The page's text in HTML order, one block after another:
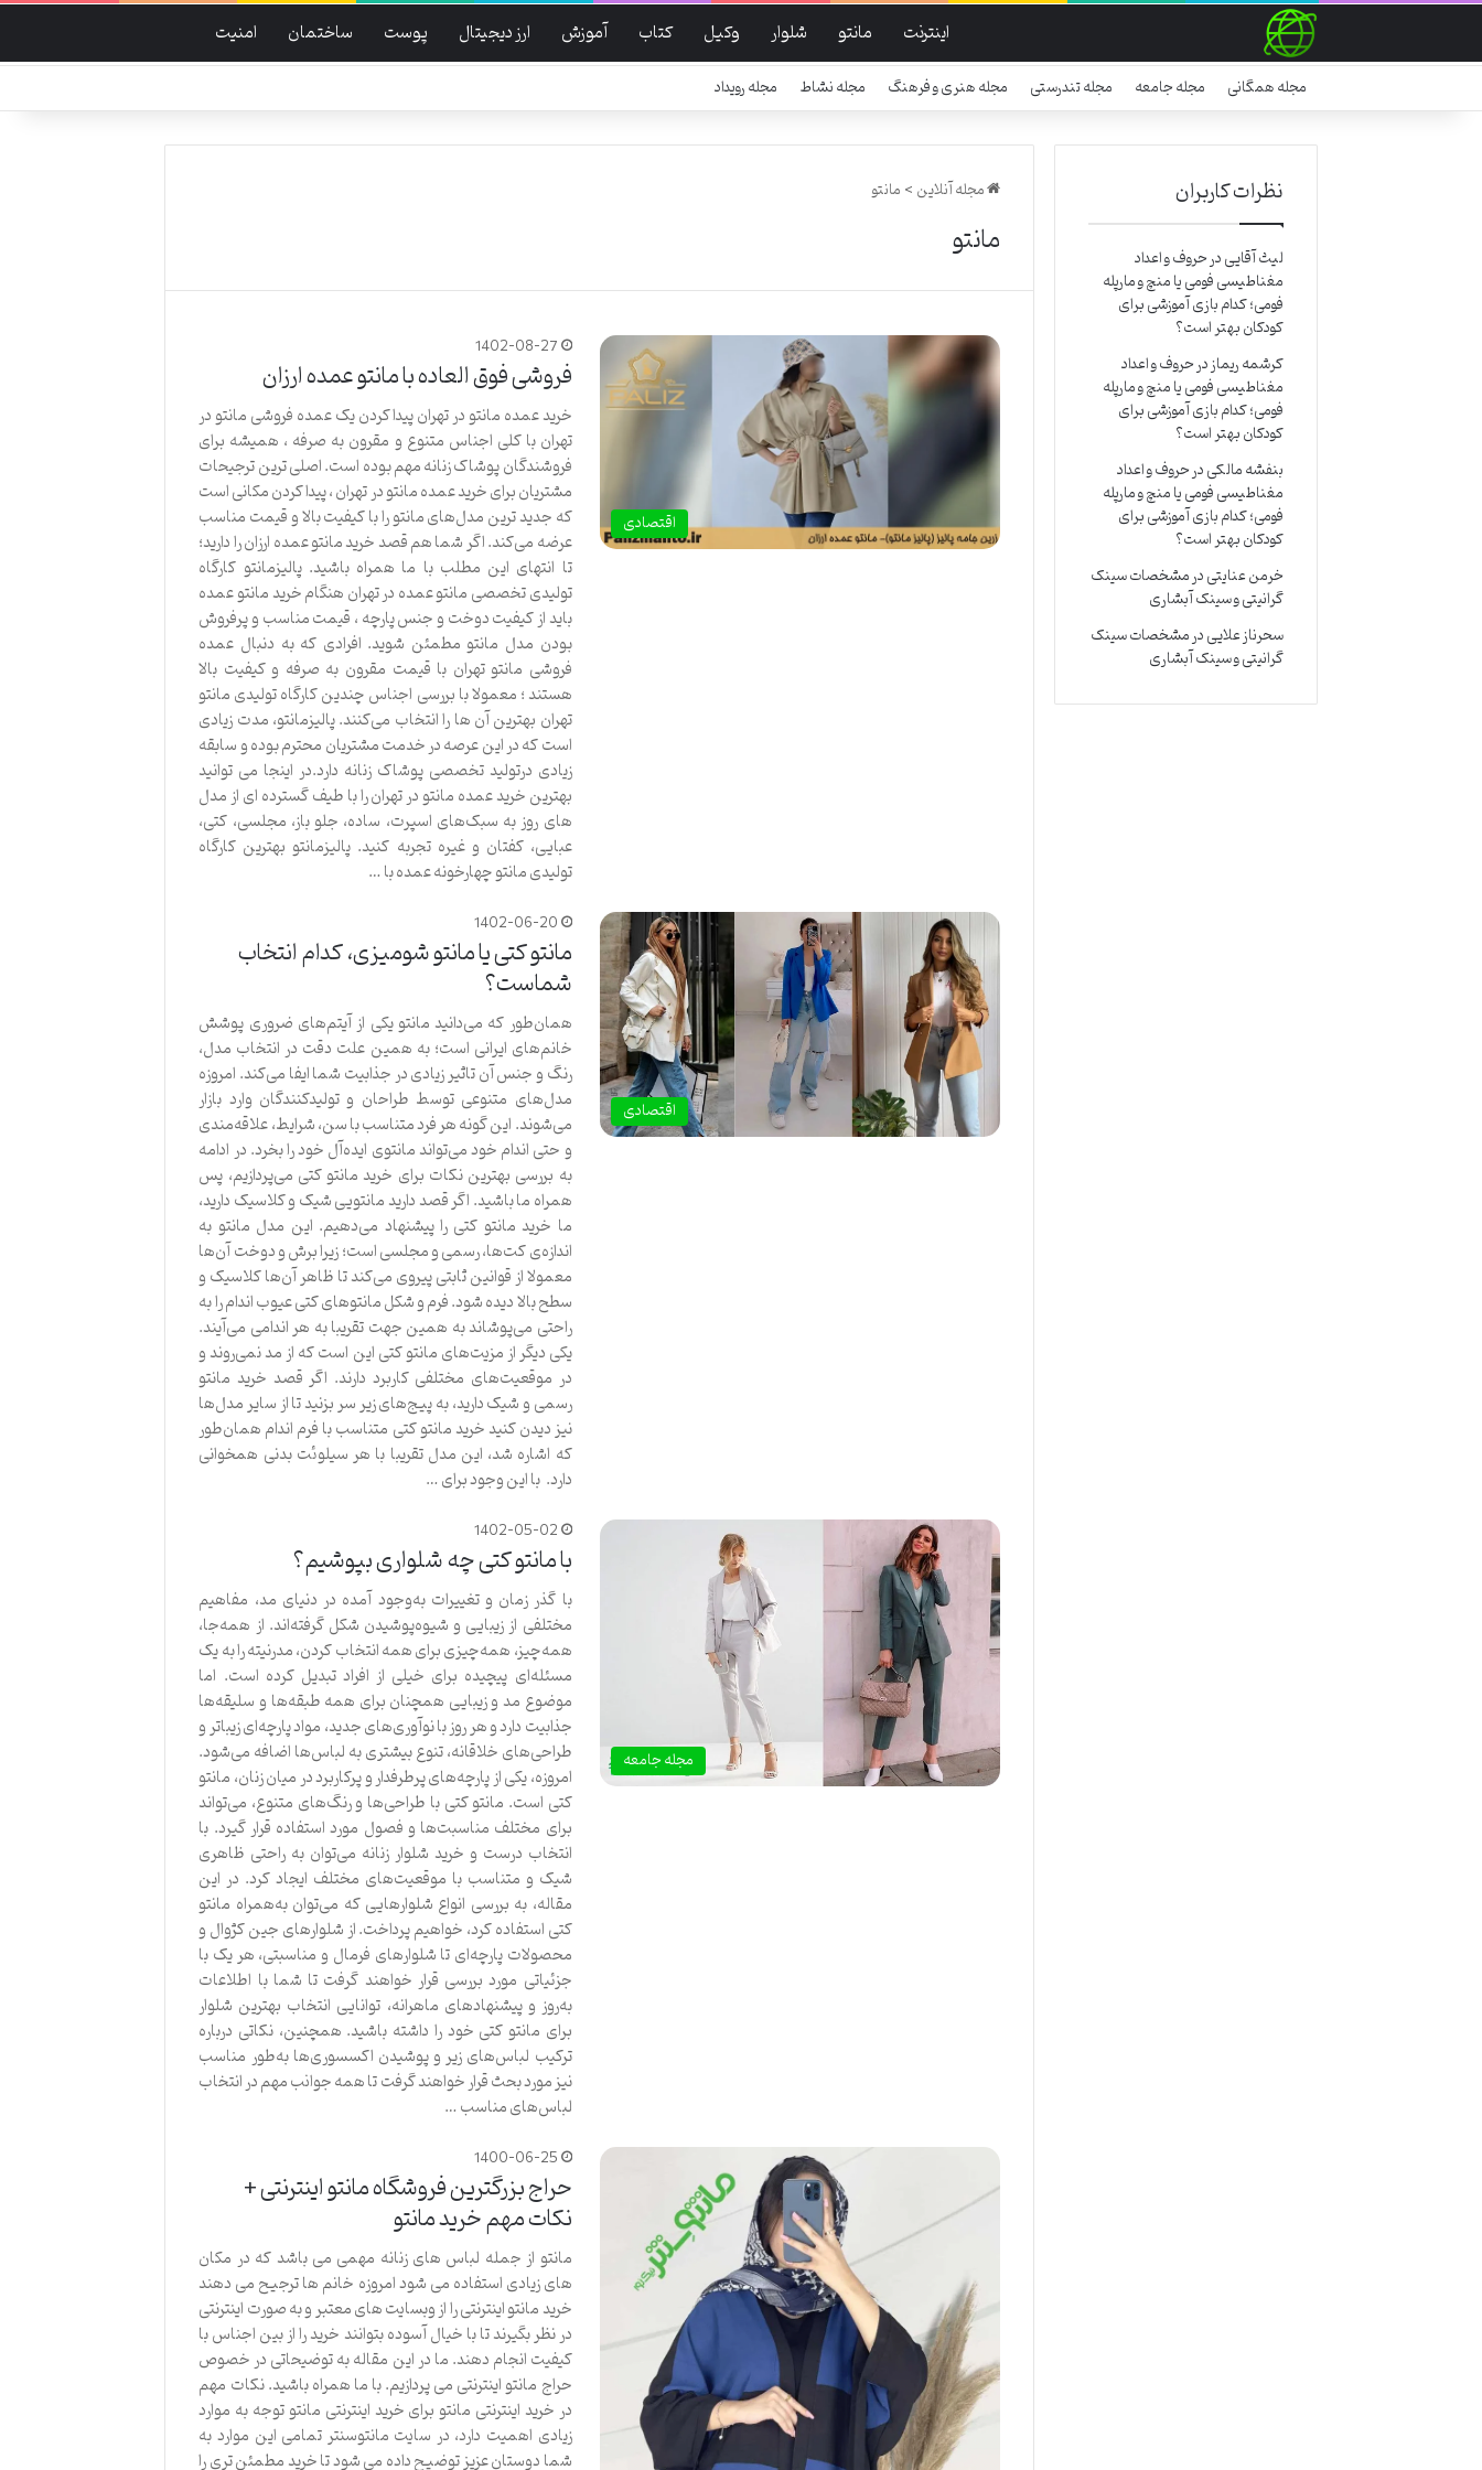
اینترنت مانتو شلوار وکیل کتاب آموزش ارز دیجیتال پوست ساختمان امنیت
مجله همگانی مجله جامعه مجله تندرستی مجله هنری و فرهنگ مجله نشاط مجله رویداد
مجله آنلاین>مانتو
مانتو
اقتصادی
1402-08-27
فروشی فوق العاده با مانتو عمده ارزان
خرید عمده مانتو در تهران پیدا کردن یک عمده فروشی مانتو در
تهران با کلی اجناس متنوع و مقرون به صرفه ، همیشه برای
فروشندگان پوشاک زنانه مهم بوده است. اصلی‌ ترین ترجیحات
مشتریان برای خرید عمده مانتو در تهران ، پیدا کردن مکانی است
که جدید ترین مدل‌های مانتو را با کیفیت بالا و قیمت مناسب
عرضه می‌کند. اگر شما هم قصد خرید مانتو عمده ارزان را دارید؛
تا انتهای این مطلب با ما همراه باشید. پالیزمانتو کارگاه
تولیدی تخصصی مانتو عمده در تهران هنگام خرید مانتو عمده
باید از کیفیت دوخت و جنس پارچه ، قیمت مناسب و پرفروش
بودن مدل مانتو مطمئن شوید. افرادی که به دنبال عمده
فروشی مانتو تهران با قیمت مقرون به صرفه و کیفیت بالا
هستند ؛ معمولا با بررسی اجناس چندین کارگاه تولیدی مانتو
تهران بهترین آن ها را انتخاب می‌کنند. پالیزمانتو، مدت زیادی
است که در این عرصه در خدمت مشتریان محترم بوده و سابقه
زیادی درتولید تخصصی پوشاک زنانه دارد.در اینجا می‌ توانید
بهترین خرید عمده مانتو در تهران را با طیف گسترده‌ ای از مدل‌
های روز به سبک‌های اسپرت، ساده، جلو باز، مجلسی، کتی،
عبایی، کفتان و غیره تجربه کنید. پالیزمانتو بهترین کارگاه
تولیدی مانتو چهارخونه عمده با …
اقتصادی
1402-06-20
مانتو کتی یا مانتو شومیزی، کدام انتخاب
شماست؟
همان‌طور که می‌دانید مانتو یکی از آیتم‌های ضروری پوشش
خانم‌های ایرانی است؛ به همین علت دقت در انتخاب مدل،
رنگ و جنس آن تاثیر زیادی در جذابیت شما ایفا می‌کند. امروزه
مدل‌های متنوعی توسط طراحان و تولیدکنندگان وارد بازار
می‌شوند. این گونه هر فرد متناسب با سن، شرایط، علاقه‌مندی
و حتی اندام خود می‌تواند مانتوی ایده‌آل خود را بخرد. در ادامه
به بررسی بهترین نکات برای خرید مانتو کتی می‌پردازیم، پس
همراه ما باشید. اگر قصد دارید مانتویی شیک و کلاسیک دارید،
ما خرید مانتو کتی را پیشنهاد می‌دهیم. این مدل مانتو به
اندازه‌ی کت‌ها، رسمی و مجلسی است؛ زیرا برش و دوخت آن‌ها
معمولا از قوانین ثابتی پیروی می‌کند تا ظاهر آن‌ها کلاسیک و
سطح بالا دیده شود. فرم و شکل مانتوهای کتی عیوب اندام را به
راحتی می‌پوشاند به همین جهت تقریبا به هر اندامی می‌آیند.
یکی دیگر از مزیت‌های مانتو کتی این است که از مد نمی‌روند و
در موقعیت‌های مختلفی کاربرد دارند. اگر قصد خرید مانتو
رسمی و شیک دارید، به پیج‌های زیر سر بزنید تا از سایر مدل‌ها
نیز دیدن کنید خرید مانتو کتی متناسب با فرم اندام همان‌طور
که اشاره شد، این مدل تقریبا با هر سیلوئت بدنی همخوانی
دارد. با این وجود برای …
مجله جامعه
1402-05-02
با مانتو کتی چه شلواری بپوشیم؟
با گذر زمان و تغییرات به‌وجود آمده در دنیای مد، مفاهیم
مختلفی از زیبایی و شیوه‌پوشیدن شکل گرفته‌اند. از همه‌جا،
همه‌چیز، همه‌چیزی برای همه انتخاب کردن، مدرنیته را به یک
مسئله‌ای پیچیده برای خیلی از افراد تبدیل کرده است. اما
موضوع مد و زیبایی همچنان برای همه طبقه‌ها و سلیقه‌ها
جذابیت دارد و هر روز با نوآوری‌های جدید، مواد پارچه‌ای زیباتر و
طراحی‌های خلاقانه، تنوع بیشتری به لباس‌ها اضافه می‌شود.
امروزه، یکی از پارچه‌های پرطرفدار و پرکاربرد در میان زنان، مانتو
کتی است. مانتو کتی با طراحی‌ها و رنگ‌های متنوع، می‌تواند
برای مختلف مناسبت‌ها و فصول مورد استفاده قرار گیرد. با
انتخاب درست و خرید شلوار زنانه می‌توان به راحتی ظاهری
شیک و متناسب با موقعیت‌های مختلف ایجاد کرد. در این
مقاله، به بررسی انواع شلوارهایی که می‌توان به‌همراه مانتو
کتی استفاده کرد، خواهیم پرداخت. از شلوارهای جین کژوال و
محصولات پارچه‌ای تا شلوارهای فرمال و مناسبتی، هر یک با
جزئیاتی مورد بررسی قرار خواهند گرفت تا شما با اطلاعات
به‌روز و پیشنهادهای ماهرانه، توانایی انتخاب بهترین شلوار
برای مانتو کتی خود را داشته باشید. همچنین، نکاتی درباره
ترکیب لباس‌های زیر و پوشیدن اکسسوری‌ها به‌طور مناسب
نیز مورد بحث قرار خواهند گرفت تا همه جوانب مهم در انتخاب
لباس‌های مناسب …
1400-06-25
حراج بزرگترین فروشگاه مانتو اینترنتی +
نکات مهم خرید مانتو
مانتو از جمله لباس های زنانه مهمی می باشد که در مکان
های زیادی استفاده می شود امروزه خانم ها ترجیح می دهند
خرید مانتو اینترنتی را از وبسایت های معتبر و به صورت اینترنتی
در نظر بگیرند تا با خیال آسوده بتوانند خرید را از بین اجناس با
کیفیت انجام دهند. ما در این مقاله به توضیحاتی در خصوص
حراج مانتو اینترنتی می پردازیم. با ما همراه باشید. نکات مهم
در خرید اینترنتی مانتو برای خرید اینترنتی مانتو توجه به موارد
زیادی اهمیت دارد، در سایت مانتوسنتر تمامی این موارد به
شما دوستان عزیز توضیح داده می شود تا خرید مطمئن تری را
نظرات کاربران
لیث آقاییدرحروف و اعداد
مغناطیسی فومی یا منچ و مارپله
فومی؛ کدام بازی آموزشی برای
کودکان بهتر است؟
کرشمه ریمازدرحروف و اعداد
مغناطیسی فومی یا منچ و مارپله
فومی؛ کدام بازی آموزشی برای
کودکان بهتر است؟
بنفشه مالکیدرحروف و اعداد
مغناطیسی فومی یا منچ و مارپله
فومی؛ کدام بازی آموزشی برای
کودکان بهتر است؟
خرمن عنایتیدرمشخصات سینک
گرانیتی و سینک آبشاری
سحرناز علاییدرمشخصات سینک
گرانیتی و سینک آبشاری